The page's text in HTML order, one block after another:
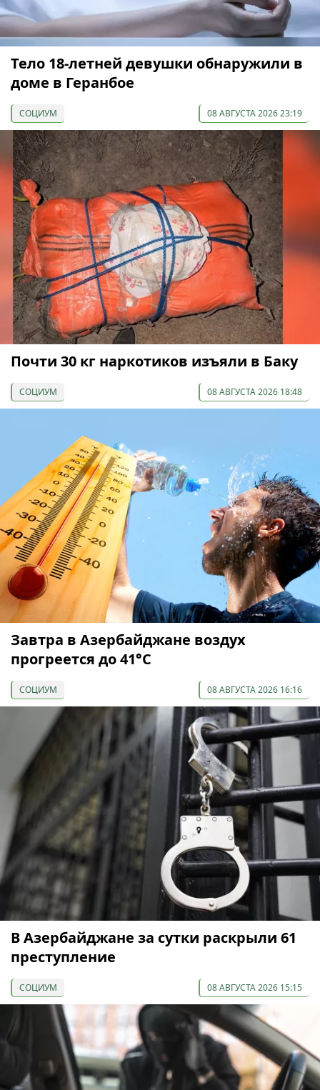
Тело 18-летней девушки обнаружили в
доме в Геранбое
СОЦИУМ 08 АВГУСТА 2026 23:19
Почти 30 кг наркотиков изъяли в Баку
СОЦИУМ 08 АВГУСТА 2026 18:48
Завтра в Азербайджане воздух
прогреется до 41°С
СОЦИУМ 08 АВГУСТА 2026 16:16
В Азербайджане за сутки раскрыли 61
преступление
СОЦИУМ 08 АВГУСТА 2026 15:15